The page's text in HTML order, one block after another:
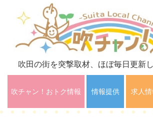
吹田の街を突撃取材、ほぼ毎日更新
吹チャン！おトク情報 情報提供 求人情